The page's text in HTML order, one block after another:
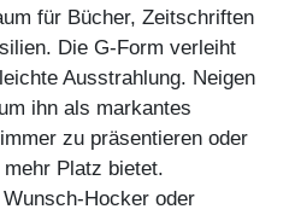
für Bücher, Zeitschriften
Die G-Form verleiht
Ausstrahlung. Neigen
ihn als markantes
zu präsentieren oder
Platz bietet.
Hocker oder